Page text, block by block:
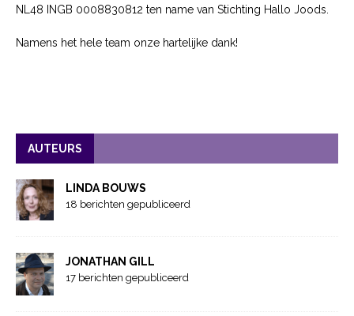
NL48 INGB 0008830812 ten name van Stichting Hallo Joods.
Namens het hele team onze hartelijke dank!
AUTEURS
LINDA BOUWS
18 berichten gepubliceerd
JONATHAN GILL
17 berichten gepubliceerd